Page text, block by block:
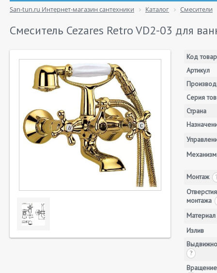
San-tun.ru Интернет-магазин сантехники Каталог Смесители
Смеситель Cezares Retro VD2-03 для
Код
Артикул
Серия
Страна
Механизм
Монтаж
монтажа
Материал
Излив
?